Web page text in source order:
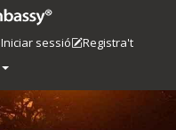
Iniciar sessió
Registra't